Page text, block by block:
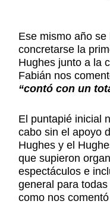
Ese mismo año
concretarse la
Hughes junto a la
Fabián nos
“contó con un
El puntapié inicial
cabo sin el apoyo
Hughes y el
que supieron
espectáculos e
general para
como nos